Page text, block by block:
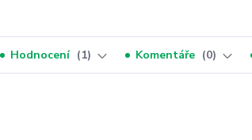
Hodnocení 1 Komentáře 0